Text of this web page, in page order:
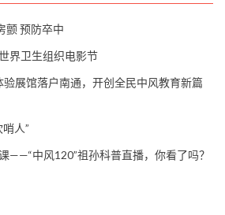
预防卒中
界卫生组织电影节
验展馆落户南通，开创全民中风教育新篇
人”
——“中风120”祖孙科普直播，你看了吗？